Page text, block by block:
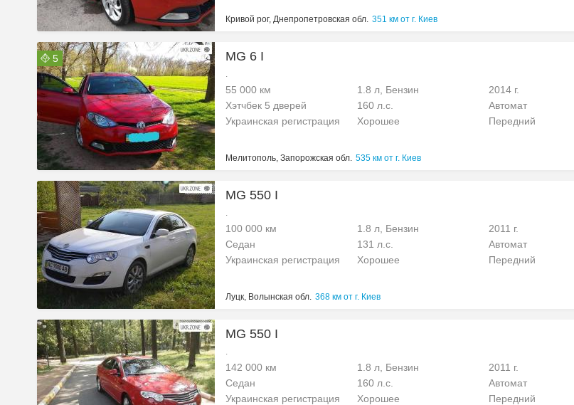
Кривой рог, Днепропетровская обл. 351 км от г. Киев
5 MG 6 I
.
55 000 км 1.8 л, Бензин
2014 г.
Хэтчбек 5 дверей
160 л.с.
Автомат
Украинская регистрация
Хорошее Передний
Мелитополь, Запорожская обл. 535 км от г. Киев
MG 550 I
.
100 000 км 1.8 л, Бензин
2011 г.
Седан
131 л.с.
Автомат
Украинская регистрация
Хорошее Передний
Луцк, Волынская обл. 368 км от г. Киев
MG 550 I
.
142 000 км 1.8 л, Бензин
2011 г.
Седан
160 л.с.
Автомат
Украинская регистрация
Хорошее Передний